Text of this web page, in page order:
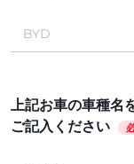
上記お車の車種名
ご記入ください